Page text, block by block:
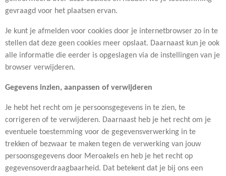
gevraagd voor het plaatsen ervan.
Je kunt je afmelden voor cookies door je internetbrowser zo in te
stellen dat deze geen cookies meer opslaat. Daarnaast kun je ook
alle informatie die eerder is opgeslagen via de instellingen van je
browser verwijderen.
Gegevens inzien, aanpassen of verwijderen
Je hebt het recht om je persoonsgegevens in te zien, te
corrigeren of te verwijderen. Daarnaast heb je het recht om je
eventuele toestemming voor de gegevensverwerking in te
trekken of bezwaar te maken tegen de verwerking van jouw
persoonsgegevens door Meroakels en heb je het recht op
gegevensoverdraagbaarheid. Dat betekent dat je bij ons een